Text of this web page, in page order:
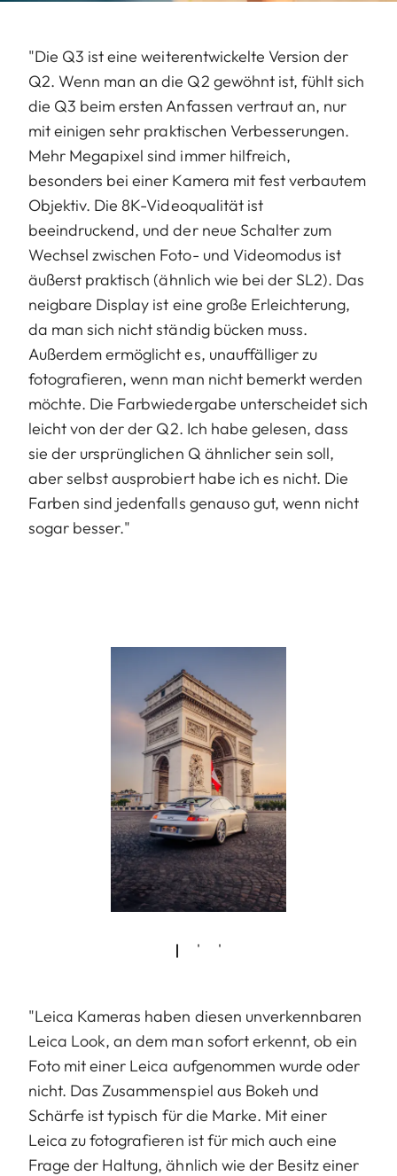
"Die Q3 ist eine weiterentwickelte Version der
Q2. Wenn man an die Q2 gewöhnt ist, fühlt sich
die Q3 beim ersten Anfassen vertraut an, nur
mit einigen sehr praktischen Verbesserungen.
Mehr Megapixel sind immer hilfreich,
besonders bei einer Kamera mit fest verbautem
Objektiv. Die 8K-Videoqualität ist
beeindruckend, und der neue Schalter zum
Wechsel zwischen Foto- und Videomodus ist
äußerst praktisch (ähnlich wie bei der SL2). Das
neigbare Display ist eine große Erleichterung,
da man sich nicht ständig bücken muss.
Außerdem ermöglicht es, unauffälliger zu
fotografieren, wenn man nicht bemerkt werden
möchte. Die Farbwiedergabe unterscheidet sich
leicht von der der Q2. Ich habe gelesen, dass
sie der ursprünglichen Q ähnlicher sein soll,
aber selbst ausprobiert habe ich es nicht. Die
Farben sind jedenfalls genauso gut, wenn nicht
sogar besser."
"Leica Kameras haben diesen unverkennbaren
Leica Look, an dem man sofort erkennt, ob ein
Foto mit einer Leica aufgenommen wurde oder
nicht. Das Zusammenspiel aus Bokeh und
Schärfe ist typisch für die Marke. Mit einer
Leica zu fotografieren ist für mich auch eine
Frage der Haltung, ähnlich wie der Besitz einer